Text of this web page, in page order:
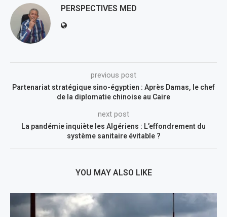
PERSPECTIVES MED
previous post
Partenariat stratégique sino-égyptien : Après Damas, le chef
de la diplomatie chinoise au Caire
next post
La pandémie inquiète les Algériens : L’effondrement du
système sanitaire évitable ?
YOU MAY ALSO LIKE